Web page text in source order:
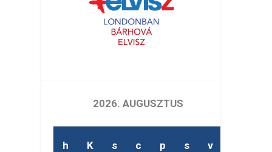
2026. AUGUSZTUS
h K s c p s v